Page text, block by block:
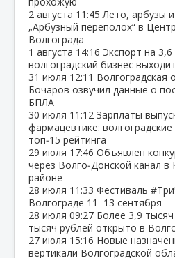
2 августа 11:45 Лето, арбузы
„Арбузный переполох“ в
Волгограда
1 августа 14:16 Экспорт на
волгоградский бизнес
31 июля 12:11 Волгоградская
Бочаров озвучил данные о
БПЛА
30 июля 11:12 Зарплаты
фармацевтике:
топ‑15 рейтинга
29 июля 17:46 Объявлен
через Волго‑Донской канал
районе
28 июля 11:33 Фестиваль
Волгограде 11–13 сентября
28 июля 09:27 Более 3,9
тысяч рублей открыто в
27 июля 15:16 Новые
вертикали Волгоградской